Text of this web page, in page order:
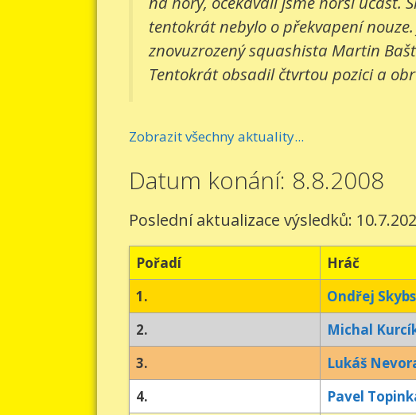
tentokrát nebylo o překvapení
znovuzrozený squashista Martin
Tentokrát obsadil čtvrtou pozici a
Zobrazit všechny aktuality...
Datum konání: 8.8.2008
Poslední aktualizace výsledků:
Pořadí Hráč
1.
Ondřej
2.
Michal
3.
Lukáš
4.
Pavel